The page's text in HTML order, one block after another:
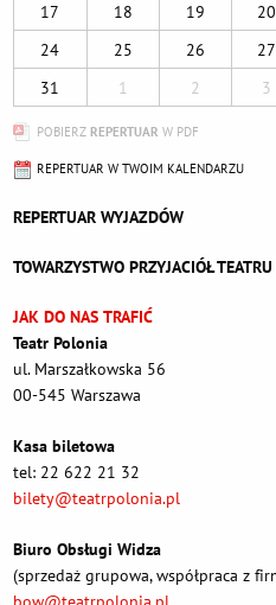
17
18 19 20
24
25 26 27
31
1 2 3
POBIERZ REPERTUAR W PDF
REPERTUAR W TWOIM KALENDARZU
REPERTUAR WYJAZDÓW
TOWARZYSTWO PRZYJACIÓŁ
JAK DO NAS TRAFIĆ
Teatr Polonia
ul. Marszałkowska 56
00-545 Warszawa
Kasa biletowa
tel: 22 622 21 32
bilety@teatrpolonia.pl
Biuro Obsługi Widza
(sprzedaż grupowa, współpraca z